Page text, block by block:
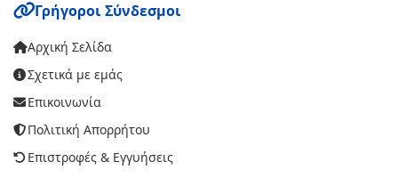
Γρήγοροι Σύνδεσμοι
Αρχική Σελίδα
Σχετικά με εμάς
Επικοινωνία
Πολιτική Απορρήτου
Επιστροφές & Εγγυήσεις